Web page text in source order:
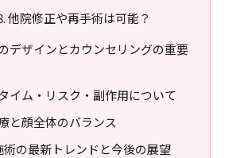
他院修正や再手術は可能？
デザインとカウンセリングの重要
イム・リスク・副作用について
と顔全体のバランス
術の最新トレンドと今後の展望